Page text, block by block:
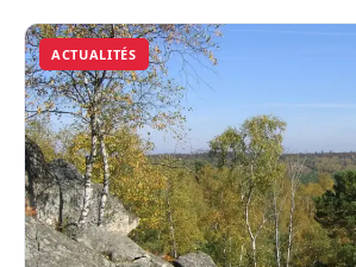
ACTUALITÉS